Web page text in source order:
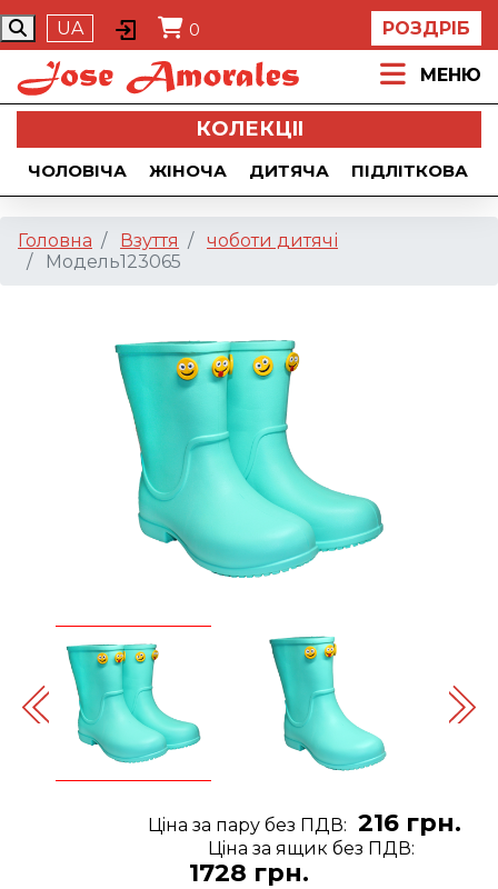
UA 0 РОЗДРІБ
МЕНЮ
КОЛЕКЦII
ЧОЛОВІЧА ЖІНОЧА ДИТЯЧА ПІДЛІТКОВА
Головна Взуття
чоботи дитячі
Модель123065
Цiна за пару без ПДВ: 216 грн.
Цiна за ящик без ПДВ:
1728 грн.